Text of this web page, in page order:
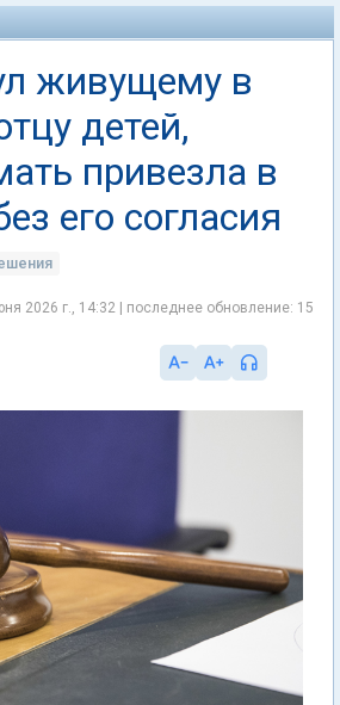
живущему в
детей,
привезла в
его согласия
2026 г., 14:32 | последнее обновление: 15